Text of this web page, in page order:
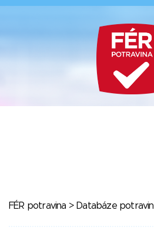
FÉR potravina > Databáze potravin